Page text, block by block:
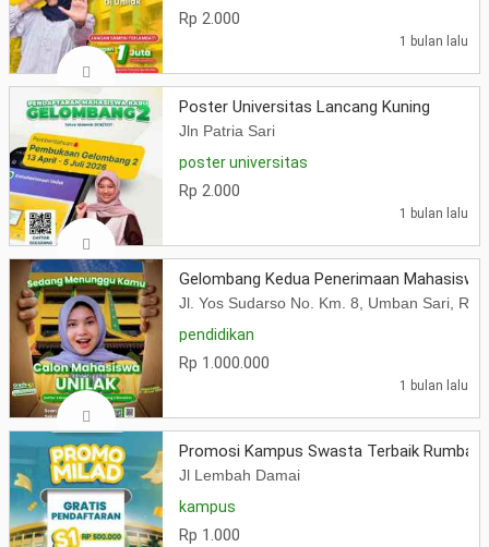
Rp 2.000
1 bulan lalu
Poster Universitas Lancang Kuning
Jln Patria Sari
poster universitas
Rp 2.000
1 bulan lalu
Gelombang Kedua Penerimaan Mahasiswa
Jl. Yos Sudarso No. Km. 8, Umban Sari,
pendidikan
Rp 1.000.000
1 bulan lalu
Promosi Kampus Swasta Terbaik Rumbai
Jl Lembah Damai
kampus
Rp 1.000